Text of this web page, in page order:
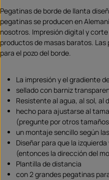
Pegatinas de borde de llanta
pegatinas se producen en
nosotros. Impresión digital y
productos de masas baratos.
para el pozo del borde.
La impresión y el gradiente
sellado con barniz
Resistente al agua, al sol, al
hecho para ajustarse al
(pregunte por otros
un montaje sencillo según
Diseñar para que la
(entonces la dirección del
Plantilla de distancia
con 2 grandes pegatinas